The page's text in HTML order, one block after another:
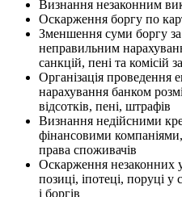
Визнання незаконним
Оскарження боргу по
Зменшення суми боргу за
неправильним
санкцій, пені та комісій
Організація проведення
нарахування банком
відсотків, пені, штрафів
Визнання недійсними
фінансовими
права споживачів
Оскарження незаконних
позиці, іпотеці, поруці у
і боргів